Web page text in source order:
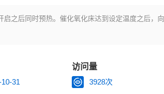
之后同时预热。催化氧化床达到设定温度之后，
31
访问量
3928次